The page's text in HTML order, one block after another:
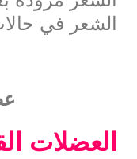
الشعر في
العضلات